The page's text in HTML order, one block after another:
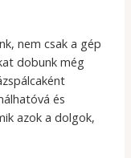
nem csak a gép
dobunk még
és
azok a dolgok,